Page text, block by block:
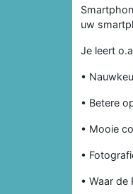
uw
Je leert
•
• Betere
• Mooie
•
• Waar